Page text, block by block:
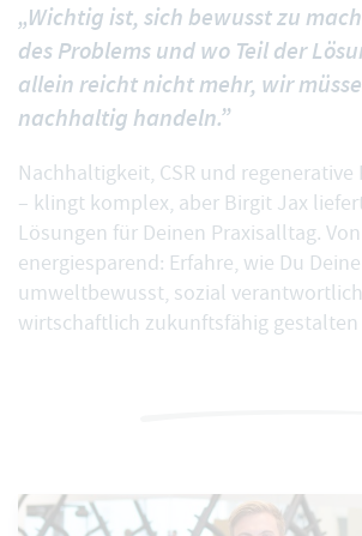
„Wichtig ist, sich bewusst zu
des Problems und wo Teil der
allein reicht nicht mehr, wir
nachhaltig handeln.”
Nachhaltigkeit, CSR und
– klingt komplex, aber Birgit Jax
Lösungen für Deinen Praxisalltag.
energiesparend: Erfahre, wie Du
umweltbewusst, sozial
wirtschaftlich zukunftsfähig